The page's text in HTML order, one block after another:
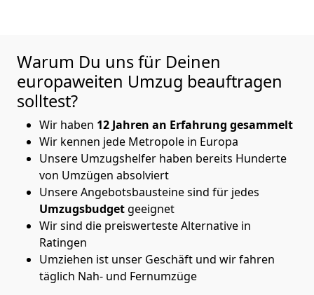
Warum Du uns für Deinen
europaweiten Umzug beauftragen
solltest?
Wir haben 12 Jahren an Erfahrung gesammelt
Wir kennen jede Metropole in Europa
Unsere Umzugshelfer haben bereits Hunderte
von Umzügen absolviert
Unsere Angebotsbausteine sind für jedes
Umzugsbudgetgeeignet
Wir sind die preiswerteste Alternative in
Ratingen
Umziehen ist unser Geschäft und wir fahren
täglich Nah- und Fernumzüge